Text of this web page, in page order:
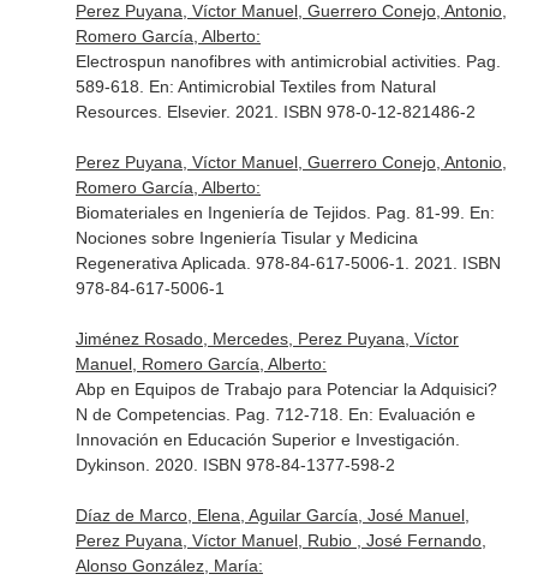
Perez Puyana, Víctor Manuel, Guerrero Conejo, Antonio,
Romero García, Alberto:
Electrospun nanofibres with antimicrobial activities. Pag.
589-618. En: Antimicrobial Textiles from Natural
Resources. Elsevier. 2021. ISBN 978-0-12-821486-2
Perez Puyana, Víctor Manuel, Guerrero Conejo, Antonio,
Romero García, Alberto:
Biomateriales en Ingeniería de Tejidos. Pag. 81-99. En:
Nociones sobre Ingeniería Tisular y Medicina
Regenerativa Aplicada . 978-84-617-5006-1. 2021. ISBN
978-84-617-5006-1
Jiménez Rosado, Mercedes, Perez Puyana, Víctor
Manuel, Romero García, Alberto:
Abp en Equipos de Trabajo para Potenciar la Adquisici?
N de Competencias. Pag. 712-718. En: Evaluación e
Innovación en Educación Superior e Investigación
Dykinson. 2020. ISBN 978-84-1377-598-2
Díaz de Marco, Elena, Aguilar García, José Manuel,
Perez Puyana, Víctor Manuel, Rubio , José Fernando,
Alonso González, María: